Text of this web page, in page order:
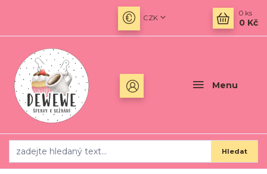
Menu
CZK
Hledat
0 ks
0 Kč